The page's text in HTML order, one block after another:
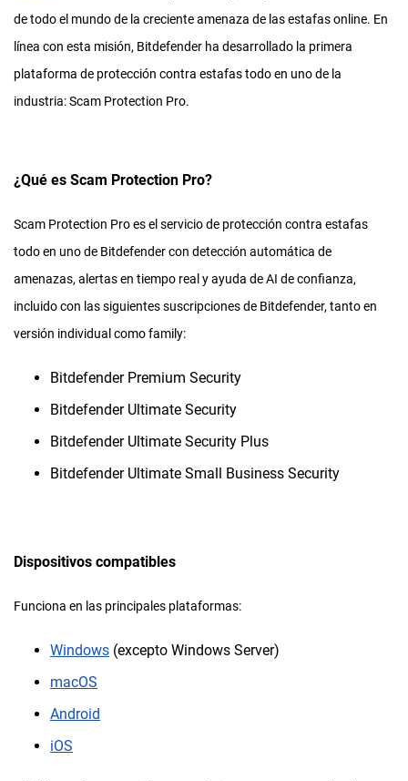
de todo el mundo de la creciente amenaza de las estafas online. En
línea con esta misión, Bitdefender ha desarrollado la primera
plataforma de protección contra estafas todo en uno de la
industria: Scam Protection Pro.
¿Qué es Scam Protection Pro?
Scam Protection Pro es el servicio de protección contra estafas
todo en uno de Bitdefender con detección automática de
amenazas, alertas en tiempo real y ayuda de AI de confianza,
incluido con las siguientes suscripciones de Bitdefender, tanto en
versión individual como family:
Bitdefender Premium Security
Bitdefender Ultimate Security
Bitdefender Ultimate Security Plus
Bitdefender Ultimate Small Business Security
Dispositivos compatibles
Funciona en las principales plataformas:
Windows (excepto Windows Server)
macOS
Android
iOS